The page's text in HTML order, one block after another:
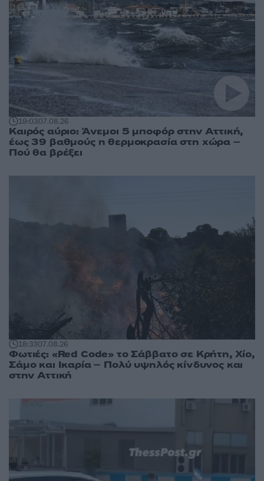
19:0307.08.26
Καιρός αύριο: Άνεμοι 5 μποφόρ στην Αττική,
έως 39 βαθμούς η θερμοκρασία στη χώρα –
Πού θα βρέξει
18:3307.08.26
Φωτιές: «Red Code» το Σάββατο σε Κρήτη, Χίο,
Σάμο και Ικαρία – Πολύ υψηλός κίνδυνος και
στην Αττική